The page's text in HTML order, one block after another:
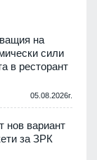
на
сили
в ресторант
05.08.2026г.
вариант
за ЗРК